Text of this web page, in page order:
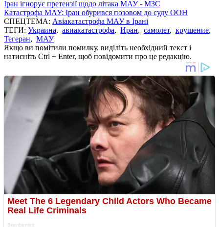
Іран ігнорує претензії щодо літака МАУ - МЗС
Катастрофа МАУ: Іран обурився позовом до суду ООН
СПЕЦТЕМА: Авіакатастрофа МАУ в Ірані
ТЕГИ: Украина, авиакатастрофа, Иран, самолет, крушение,
Тегеран, МАУ
Якщо ви помітили помилку, виділіть необхідний текст і
натисніть Ctrl + Enter, щоб повідомити про це редакцію.